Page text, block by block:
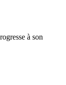
à son